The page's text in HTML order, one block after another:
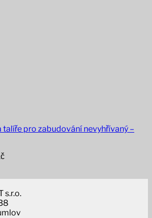
talíře pro zabudování nevyhřívaný –
s.r.o.